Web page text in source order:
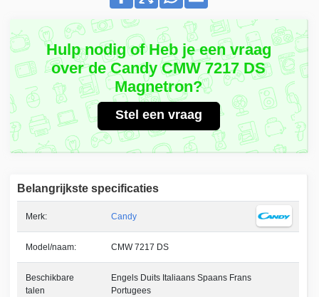
Hulp nodig of Heb je een vraag
over de Candy CMW 7217 DS
Magnetron?
Stel een vraag
Belangrijkste specificaties
Merk: Candy
Model/naam: CMW 7217 DS
Beschikbare
talen
Engels Duits Italiaans Spaans Frans
Portugees